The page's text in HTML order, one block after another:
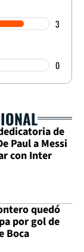
3
0
de
Paul a Messi
con Inter
quedó
por gol de
Boca